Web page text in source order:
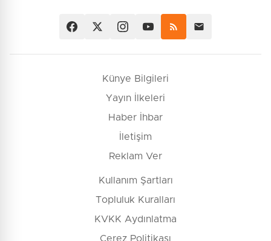
Künye Bilgileri
Yayın İlkeleri
Haber İhbar
İletişim
Reklam Ver
Kullanım Şartları
Topluluk Kuralları
KVKK Aydınlatma
Çerez Politikası